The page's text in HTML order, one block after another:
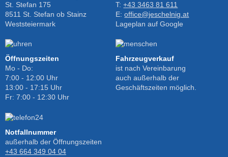
St. Stefan 175
8511 St. Stefan ob Stainz
Weststeiermark
T:+43 3463 81 611
E:office@jeschelnig.at
Lageplan auf Google
Öffnungszeiten
Mo - Do:
7:00 - 12:00 Uhr
13:00 - 17:15 Uhr
Fr: 7:00 - 12:30 Uhr
Fahrzeugverkauf
ist nach Vereinbarung
auch außerhalb der
Geschäftszeiten möglich.
Notfallnummer
außerhalb der Öffnungszeiten
+43 664 349 04 04